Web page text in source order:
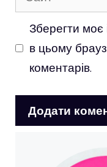
Зберегти моє
в цьому
коментарів.